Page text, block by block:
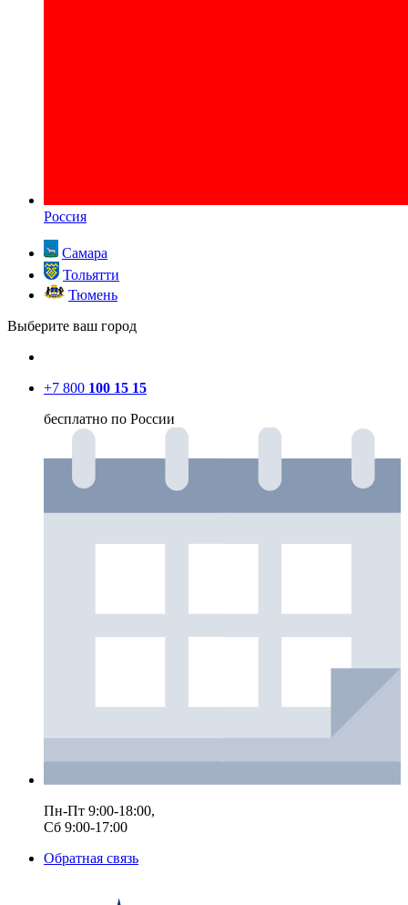
Россия
Самара
Тольятти
Тюмень
Выберите ваш город
+7 800 100 15 15
бесплатно по России
Пн-Пт 9:00-18:00,
Сб 9:00-17:00
Обратная связь